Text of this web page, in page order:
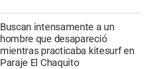
Buscan intensamente a un
hombre que desapareció
mientras practicaba kitesurf en
Paraje El Chaquito